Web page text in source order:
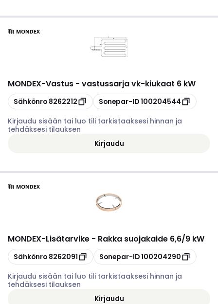
MONDEX-Vastus - vastussarja vk-kiukaat 6 kW
Kopioi
Sähkönro 8262212 Kopioi
Sonepar-ID100204544
Kirjaudu sisään tai luo tili tarkistaaksesi hinnan ja
tehdäksesi tilauksen
Kirjaudu
MONDEX-Lisätarvike - Rakka suojakaide 6,6/9 kW
Kopioi
Sähkönro 8262091 Kopioi
Sonepar-ID100204290
Kirjaudu sisään tai luo tili tarkistaaksesi hinnan ja
tehdäksesi tilauksen
Kirjaudu